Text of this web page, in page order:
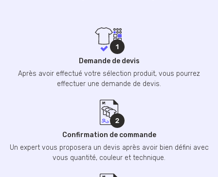
Demande de devis
Après avoir effectué votre sélection produit, vous pourrez
effectuer une demande de devis.
Confirmation de commande
Un expert vous proposera un devis après avoir bien défini avec
vous quantité, couleur et technique.